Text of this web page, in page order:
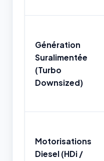
Génération
Suralimentée
(Turbo
Downsized)
Motorisations
Diesel (HDi /